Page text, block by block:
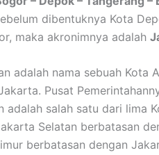
dibentuknya Kota
maka akronimnya adalah
adalah nama sebuah Kota
Pusat
adalah salah satu dari lima
Selatan berbatasan
berbatasan dengan